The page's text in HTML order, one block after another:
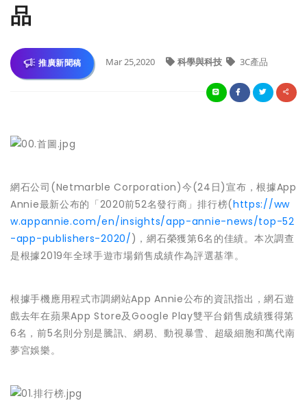
品
推廣新聞稿 Mar 25,2020 科學與科技 3C產品
網石公司(Netmarble Corporation)今(24日)宣布，根據App
Annie最新公布的「2020前52名發行商」排行榜(https://ww
w.appannie.com/en/insights/app-annie-news/top-52
-app-publishers-2020/)，網石榮獲第6名的佳績。本次調查
是根據2019年全球手遊市場銷售成績作為評選基準。
根據手機應用程式市調網站App Annie公布的資訊指出，網石遊
戲去年在蘋果App Store及Google Play雙平台銷售成績獲得第
6名，前5名則分別是騰訊、網易、動視暴雪、超級細胞和萬代南
夢宮娛樂。